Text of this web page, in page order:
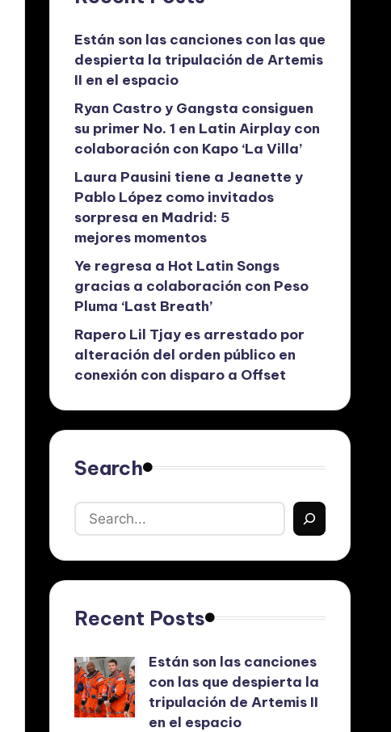
Están son las canciones con las que
despierta la tripulación de Artemis
II en el espacio
Ryan Castro y Gangsta consiguen
su primer No. 1 en Latin Airplay con
colaboración con Kapo ‘La Villa’
Laura Pausini tiene a Jeanette y
Pablo López como invitados
sorpresa en Madrid: 5
mejores momentos
Ye regresa a Hot Latin Songs
gracias a colaboración con Peso
Pluma ‘Last Breath’
Rapero Lil Tjay es arrestado por
alteración del orden público en
conexión con disparo a Offset
Search
Recent Posts
Están son las canciones
con las que despierta la
tripulación de Artemis II
en el espacio